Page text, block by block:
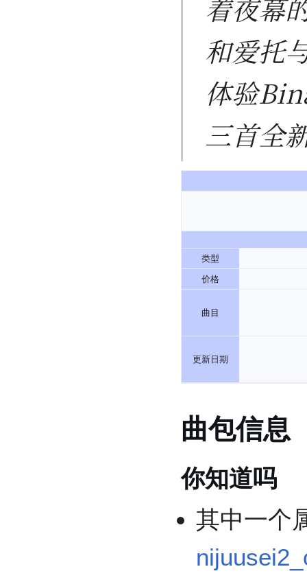
着夜幕
和爱托
体验
三首全
类型
价格
曲目
更新日期
曲包信息
你知道吗
其中一个